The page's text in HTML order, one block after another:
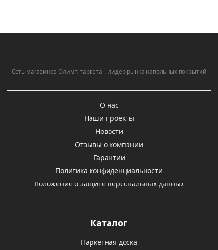
Сеть магазинов Олимп паркета – лидер рынка напольных покрытий
О нас
Наши проекты
Новости
Отзывы о компании
Гарантии
Политика конфиденциальности
Положение о защите персональных данных
Каталог
Паркетная доска